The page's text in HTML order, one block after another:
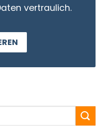
vertraulich.